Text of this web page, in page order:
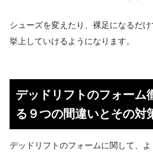
シューズを変えたり、裸足になるだ
挙上していけるようになります。
デッドリフトのフォーム
る９つの間違いとその対
デッドリフトのフォームに関して、